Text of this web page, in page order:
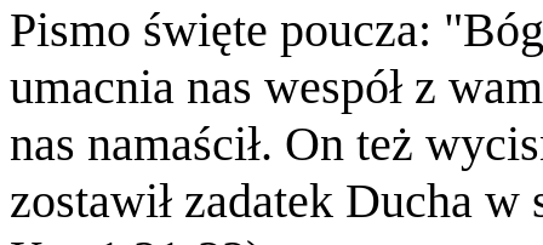
Pismo święte poucza:
umacnia nas wespół z
nas namaścił. On też
zostawił zadatek Ducha w